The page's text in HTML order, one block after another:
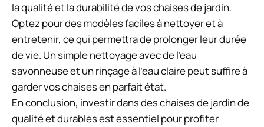
la qualité et la durabilité de vos chaises de jardin.
Optez pour des modèles faciles à nettoyer et à
entretenir, ce qui permettra de prolonger leur durée
de vie. Un simple nettoyage avec de l’eau
savonneuse et un rinçage à l’eau claire peut suffire à
garder vos chaises en parfait état.
En conclusion, investir dans des chaises de jardin de
qualité et durables est essentiel pour profiter